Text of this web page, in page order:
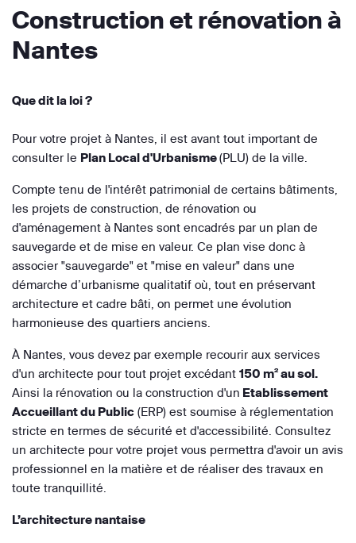
Construction et rénovation à
Nantes
Que dit la loi ?
Pour votre projet à Nantes, il est avant tout important de
consulter le Plan Local d'Urbanisme(PLU) de la ville.
Compte tenu de l'intérêt patrimonial de certains bâtiments,
les projets de construction, de rénovation ou
d'aménagement à Nantes sont encadrés par un plan de
sauvegarde et de mise en valeur. Ce plan vise donc à
associer "sauvegarde" et "mise en valeur" dans une
démarche d’urbanisme qualitatif où, tout en préservant
architecture et cadre bâti, on permet une évolution
harmonieuse des quartiers anciens.
À Nantes, vous devez par exemple recourir aux services
d'un architecte pour tout projet excédant 150 m² au sol.
Ainsi la rénovation ou la construction d'un Etablissement
Accueillant du Public (ERP) est soumise à réglementation
stricte en termes de sécurité et d'accessibilité. Consultez
un architecte pour votre projet vous permettra d'avoir un avis
professionnel en la matière et de réaliser des travaux en
toute tranquillité.
L’architecture nantaise